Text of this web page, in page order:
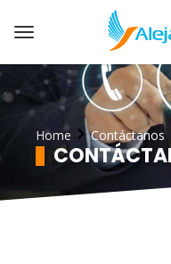
Home Contáctanos